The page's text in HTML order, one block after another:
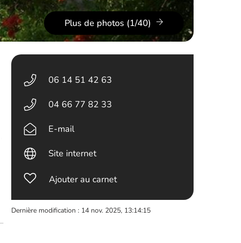
Plus de photos (1/40)
06 14 51 42 63
04 66 77 82 33
E-mail
Site internet
Ajouter au carnet
Dernière modification : 14 nov. 2025, 13:14:15